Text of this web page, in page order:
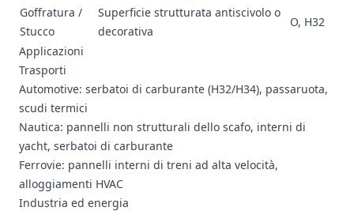
Goffratura /
Stucco
Superficie strutturata antiscivolo o
decorativa
O, H32
Applicazioni
Trasporti
Automotive: serbatoi di carburante (H32/H34), passaruota,
scudi termici
Nautica: pannelli non strutturali dello scafo, interni di
yacht, serbatoi di carburante
Ferrovie: pannelli interni di treni ad alta velocità,
alloggiamenti HVAC
Industria ed energia